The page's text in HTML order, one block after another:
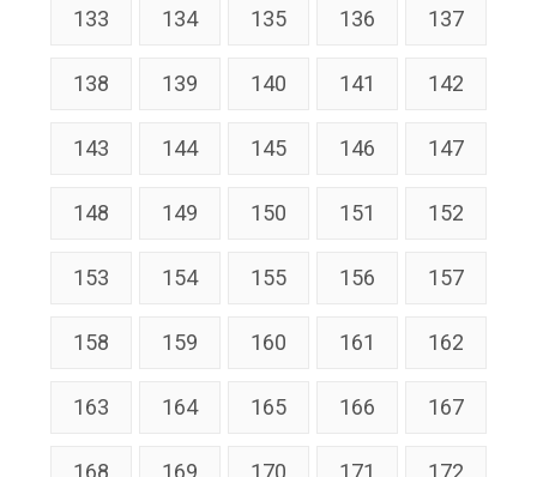
133 134 135 136 137
138 139 140 141 142
143 144 145 146 147
148 149 150 151 152
153 154 155 156 157
158 159 160 161 162
163 164 165 166 167
168 169 170 171 172